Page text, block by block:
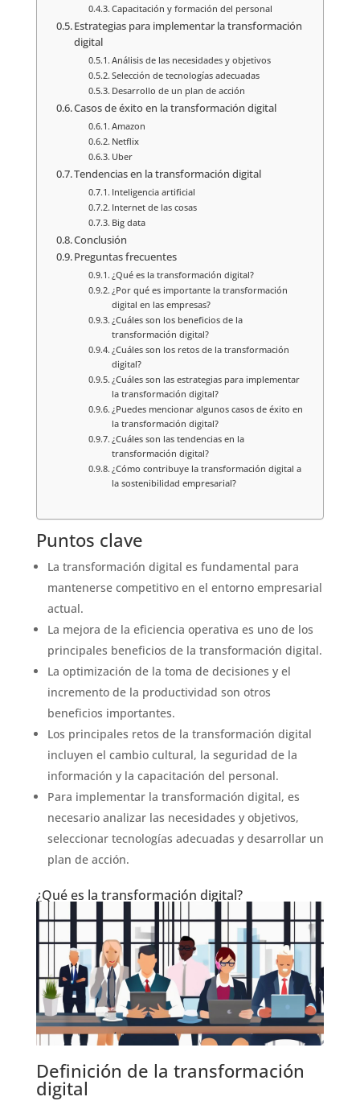
Capacitación y formación del personal
Estrategias para implementar la transformación
digital
Análisis de las necesidades y objetivos
Selección de tecnologías adecuadas
Desarrollo de un plan de acción
Casos de éxito en la transformación digital
Amazon
Netflix
Uber
Tendencias en la transformación digital
Inteligencia artificial
Internet de las cosas
Big data
Conclusión
Preguntas frecuentes
¿Qué es la transformación digital?
¿Por qué es importante la transformación
digital en las empresas?
¿Cuáles son los beneficios de la
transformación digital?
¿Cuáles son los retos de la transformación
digital?
¿Cuáles son las estrategias para implementar
la transformación digital?
¿Puedes mencionar algunos casos de éxito en
la transformación digital?
¿Cuáles son las tendencias en la
transformación digital?
¿Cómo contribuye la transformación digital a
la sostenibilidad empresarial?
Puntos clave
La transformación digital es fundamental para
mantenerse competitivo en el entorno empresarial
actual.
La mejora de la eficiencia operativa es uno de los
principales beneficios de la transformación digital.
La optimización de la toma de decisiones y el
incremento de la productividad son otros
beneficios importantes.
Los principales retos de la transformación digital
incluyen el cambio cultural, la seguridad de la
información y la capacitación del personal.
Para implementar la transformación digital, es
necesario analizar las necesidades y objetivos,
seleccionar tecnologías adecuadas y desarrollar un
plan de acción.
¿Qué es la transformación digital?
Definición de la transformación
digital